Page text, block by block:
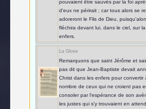
pouvaient être sauvés par la foi
d'eux ne périrait ; car tous alors se
adoreront le Fils de Dieu,
fléchira devant lui, dans le ciel, sur
enfers.
La Glose
Remarquons que saint Jérôme et
pas dit que Jean-Baptiste devait
Christ dans les enfers pour convertir
nombre de ceux qui ne croient pas
consoler par l'espérance de son
les justes qui s'y trouvaient en